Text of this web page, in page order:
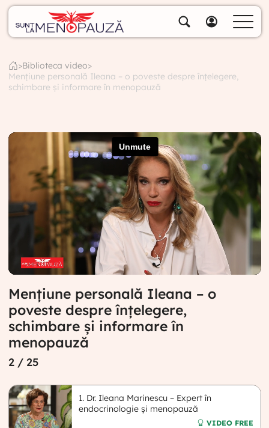
Specialiștii noștri
Soluții
Blog
Specialități
Contul meu
>Biblioteca video>
Mențiune personală Ileana – o poveste despre înțelegere,
schimbare și informare în menopauză
Mențiune personală Ileana – o
poveste despre înțelegere,
schimbare și informare în
menopauză
2/ 25
1. Dr. Ileana Marinescu – Expert în
endocrinologie și menopauză
VIDEO FREE